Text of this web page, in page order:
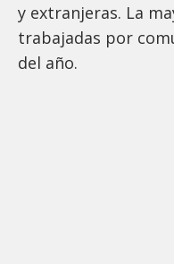
y extranjeras. La
trabajadas por
del año.